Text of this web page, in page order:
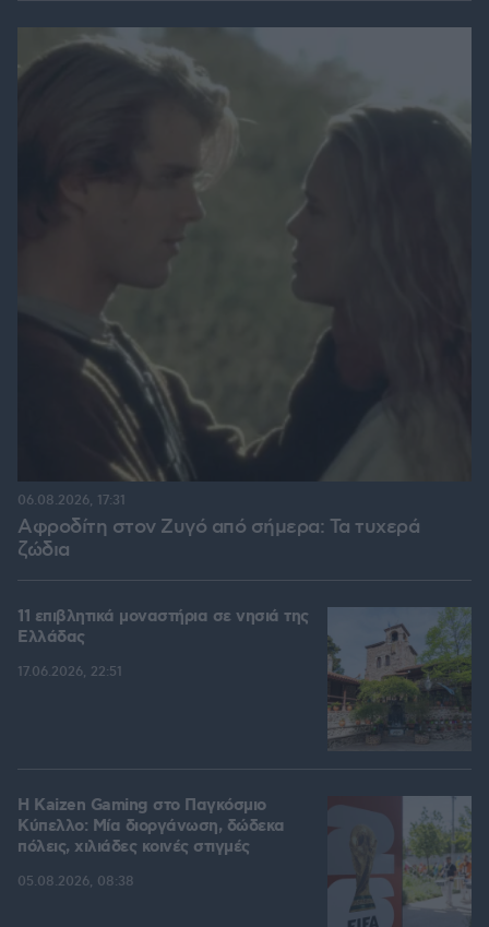
Αφροδίτη στον Ζυγό από σήμερα: Τα τυχερά
ζώδια
06.08.2026, 17:31
11 επιβλητικά μοναστήρια σε νησιά της
Ελλάδας
17.06.2026, 22:51
H Kaizen Gaming στο Παγκόσμιο
Kύπελλο: Μία διοργάνωση, δώδεκα
πόλεις, χιλιάδες κοινές στιγμές
05.08.2026, 08:38